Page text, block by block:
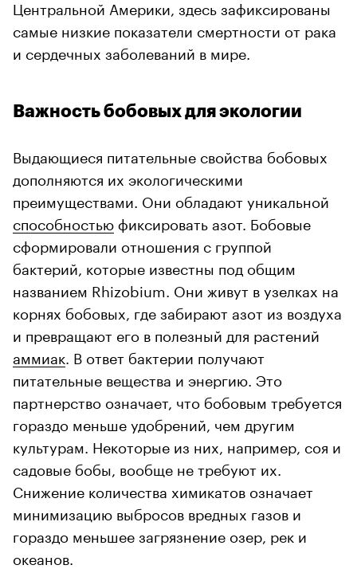
Центральной Америки, здесь зафиксированы
самые низкие показатели смертности от рака
и сердечных заболеваний в мире.
Важность бобовых для экологии
Выдающиеся питательные свойства бобовых
дополняются их экологическими
преимуществами. Они обладают уникальной
способностьюфиксировать азот. Бобовые
сформировали отношения с группой
бактерий, которые известны под общим
названием Rhizobium. Они живут в узелках на
корнях бобовых, где забирают азот из воздуха
и превращают его в полезный для растений
аммиак . В ответ бактерии получают
питательные вещества и энергию. Это
партнерство означает, что бобовым требуется
гораздо меньше удобрений, чем другим
культурам. Некоторые из них, например, соя и
садовые бобы, вообще не требуют их.
Снижение количества химикатов означает
минимизацию выбросов вредных газов и
гораздо меньшее загрязнение озер, рек и
океанов.